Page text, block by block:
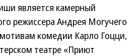
является камерный
режиссера Андрея Могучего
комедии Карло Гоцци,
театре «Приют